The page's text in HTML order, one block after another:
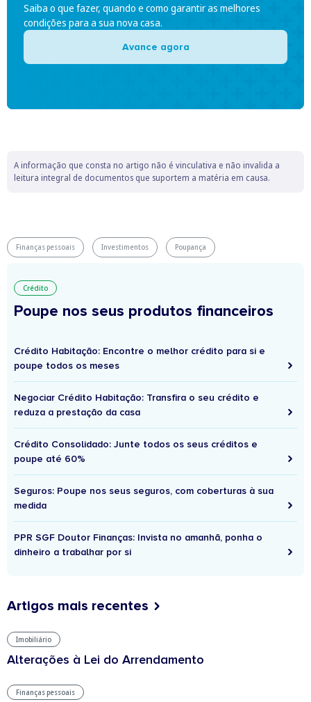
Saiba o que fazer, quando e como garantir as melhores
condições para a sua nova casa.
Avance agora
A informação que consta no artigo não é vinculativa e não invalida a
leitura integral de documentos que suportem a matéria em causa.
Finanças pessoais Investimentos Poupança
Crédito
Poupe nos seus produtos financeiros
Crédito Habitação: Encontre o melhor crédito para si e
poupe todos os meses
Negociar Crédito Habitação: Transfira o seu crédito e
reduza a prestação da casa
Crédito Consolidado: Junte todos os seus créditos e
poupe até 60%
Seguros: Poupe nos seus seguros, com coberturas à sua
medida
PPR SGF Doutor Finanças: Invista no amanhã, ponha o
dinheiro a trabalhar por si
Artigos mais recentes
Imobiliário
Alterações à Lei do Arrendamento
Finanças pessoais